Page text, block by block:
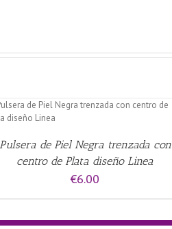
Pulsera de Piel Negra trenzada con
centro de Plata diseño Linea
€6.00
AÑADIR AL CARRITO